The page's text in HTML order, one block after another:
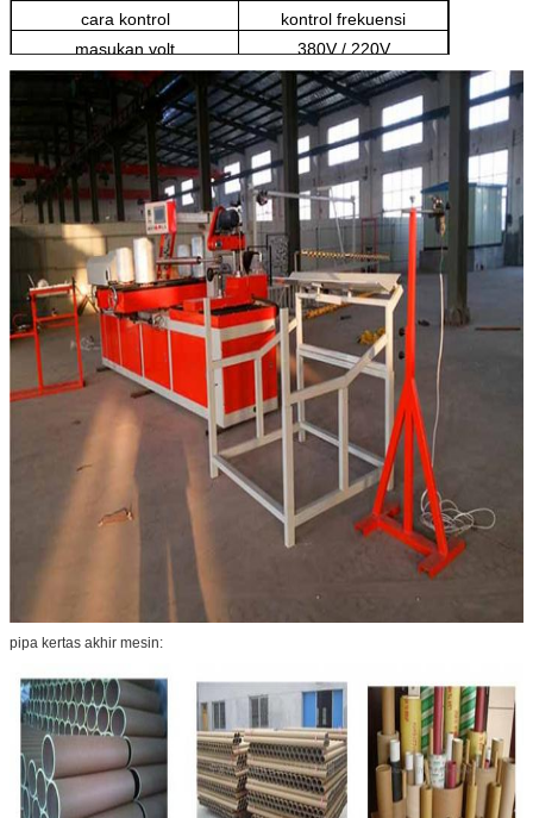
cara kontrol
kontrol frekuensi
masukan volt
380V / 220V
orang operatasi
1 atau 2 atau 3
pipa kertas akhir mesin: